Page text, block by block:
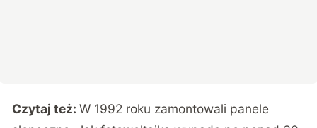
Czytaj też:W 1992 roku zamontowali panele